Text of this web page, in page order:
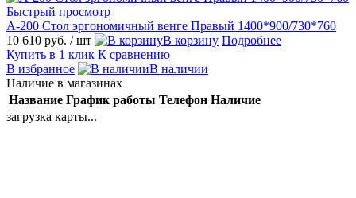
Быстрый просмотр
А-200 Стол эргономичный венге Правый 1400*900/730*760
10 610 руб. / шт В корзину Подробнее
Купить в 1 клик К сравнению
В избранное
В наличии
Наличие в магазинах
Название График работы Телефон Наличие
загрузка карты...